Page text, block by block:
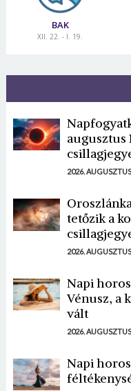
BAK
XII. 22. - I. 19.
augusztus
2026.
tetőzik a
2026.
Napi
Vénusz, a
vált
2026.
Napi